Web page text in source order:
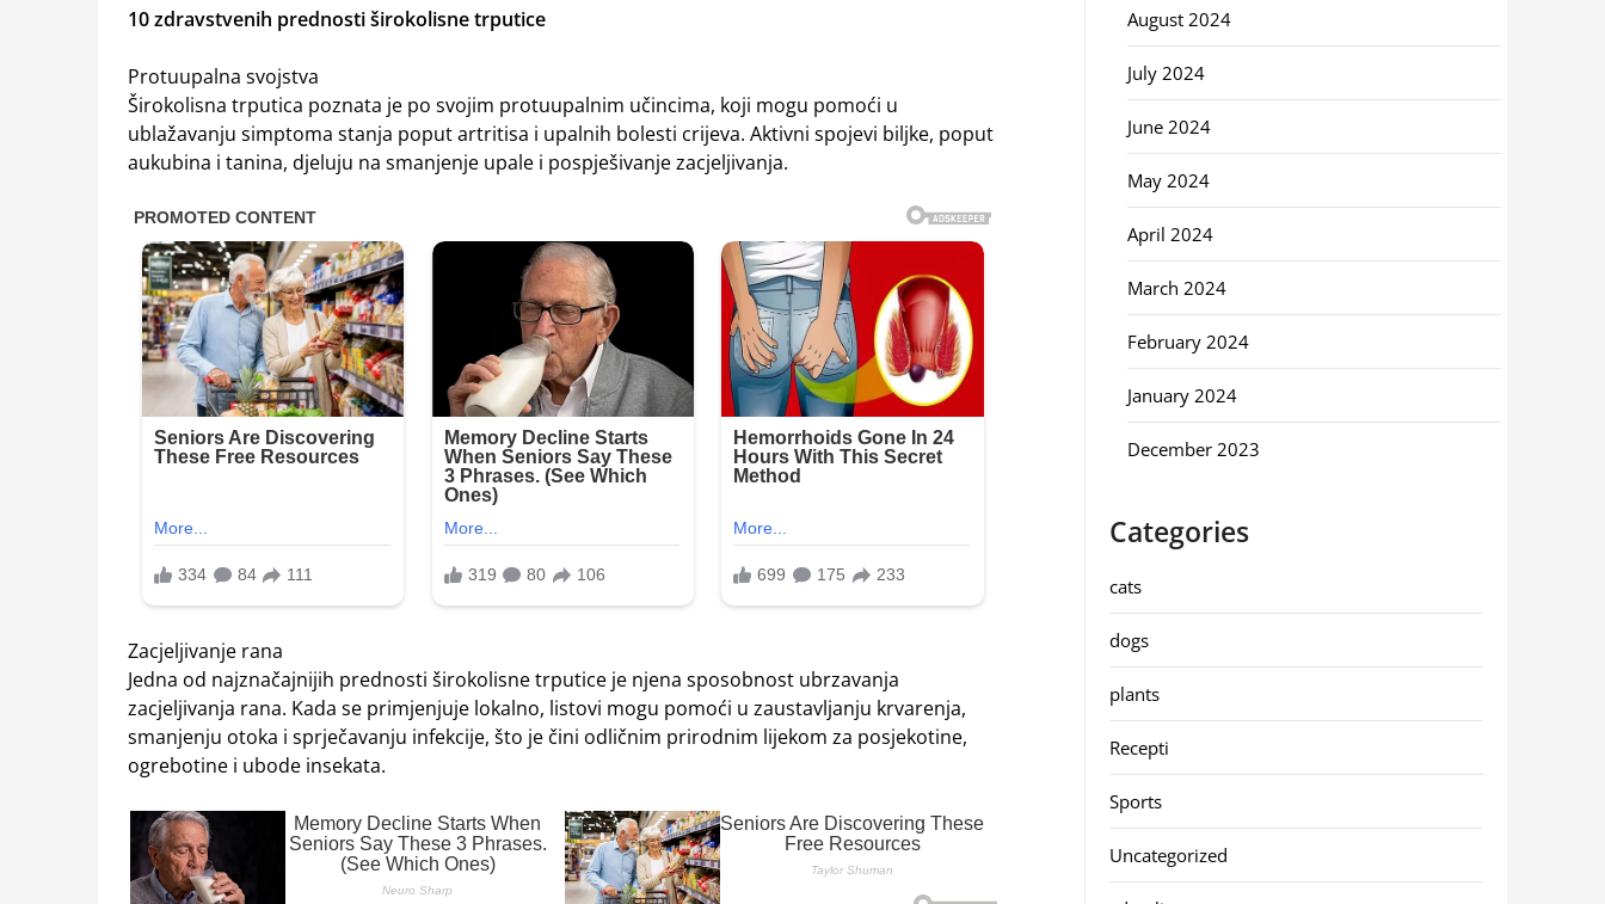
10 zdravstvenih prednosti širokolisne trputice
Protuupalna svojstva
Širokolisna trputica poznata je po svojim protuupalnim učincima, koji mogu pomoći u
ublažavanju simptoma stanja poput artritisa i upalnih bolesti crijeva. Aktivni spojevi biljke, poput
aukubina i tanina, djeluju na smanjenje upale i pospješivanje zacjeljivanja.
Zacjeljivanje rana
Jedna od najznačajnijih prednosti širokolisne trputice je njena sposobnost ubrzavanja
zacjeljivanja rana. Kada se primjenjuje lokalno, listovi mogu pomoći u zaustavljanju krvarenja,
smanjenju otoka i sprječavanju infekcije, što je čini odličnim prirodnim lijekom za posjekotine,
ogrebotine i ubode insekata.
August 2024
July 2024
June 2024
May 2024
April 2024
March 2024
February 2024
January 2024
December 2023
Categories
cats
dogs
plants
Recepti
Sports
Uncategorized